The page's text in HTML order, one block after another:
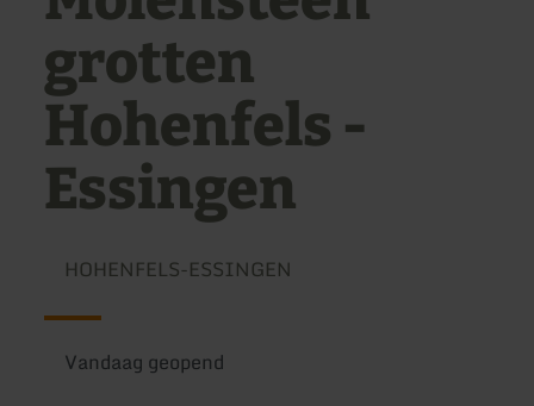
grotten
Hohenfels -
Essingen
HOHENFELS-ESSINGEN
Vandaag geopend